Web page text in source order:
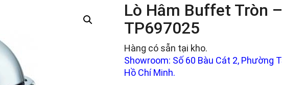
Lò Hâm Buffet Tròn –
TP697025
Hàng có sẵn tại kho.
Showroom: Số 60 Bàu Cát 2, Phường
Hồ Chí Minh.